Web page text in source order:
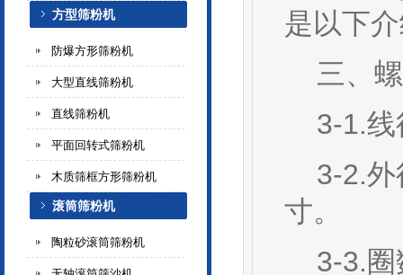
方型筛粉机
防爆方形筛粉机
大型直线筛粉机
直线筛粉机
平面回转式筛粉机
木质筛框方形筛粉机
滚筒筛粉机
陶粒砂滚筒筛粉机
是以下
三、螺
3-1.线
3-2.外
寸。
3-3.圈